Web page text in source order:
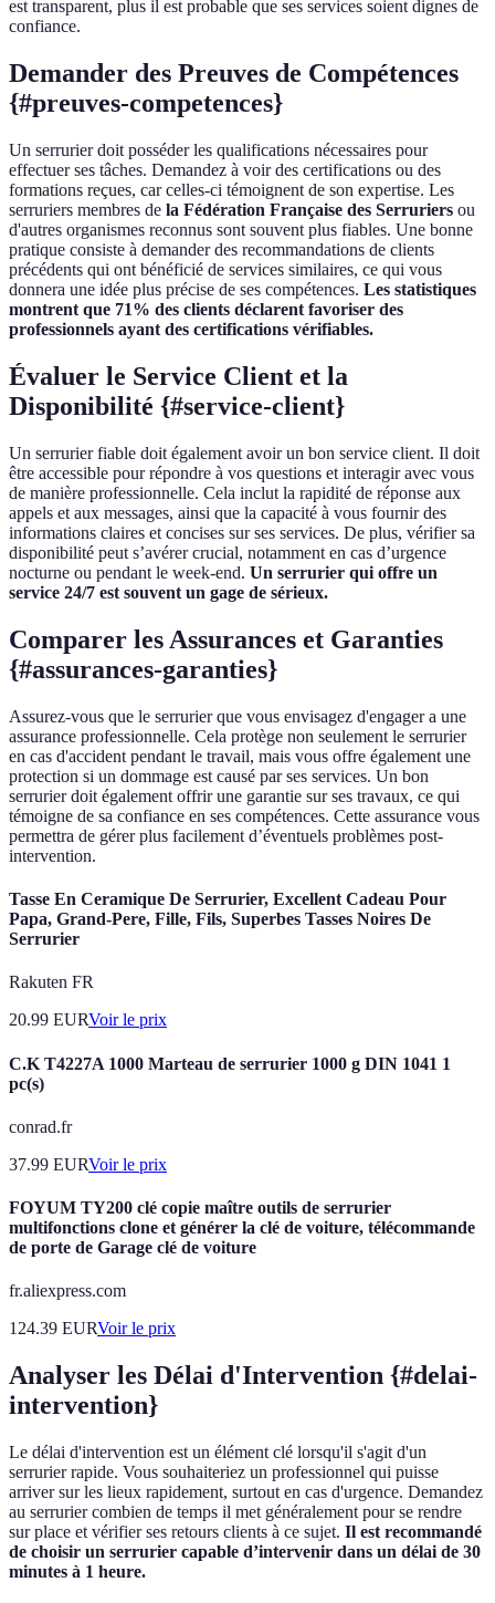
est transparent, plus il est probable que ses services soient dignes de
confiance.
Demander des Preuves de Compétences
{#preuves-competences}
Un serrurier doit posséder les qualifications nécessaires pour
effectuer ses tâches. Demandez à voir des certifications ou des
formations reçues, car celles-ci témoignent de son expertise. Les
serruriers membres de la Fédération Française des Serruriers ou
d'autres organismes reconnus sont souvent plus fiables. Une bonne
pratique consiste à demander des recommandations de clients
précédents qui ont bénéficié de services similaires, ce qui vous
donnera une idée plus précise de ses compétences. Les statistiques
montrent que 71% des clients déclarent favoriser des
professionnels ayant des certifications vérifiables.
Évaluer le Service Client et la
Disponibilité {#service-client}
Un serrurier fiable doit également avoir un bon service client. Il doit
être accessible pour répondre à vos questions et interagir avec vous
de manière professionnelle. Cela inclut la rapidité de réponse aux
appels et aux messages, ainsi que la capacité à vous fournir des
informations claires et concises sur ses services. De plus, vérifier sa
disponibilité peut s’avérer crucial, notamment en cas d’urgence
nocturne ou pendant le week-end. Un serrurier qui offre un
service 24/7 est souvent un gage de sérieux.
Comparer les Assurances et Garanties
{#assurances-garanties}
Assurez-vous que le serrurier que vous envisagez d'engager a une
assurance professionnelle. Cela protège non seulement le serrurier
en cas d'accident pendant le travail, mais vous offre également une
protection si un dommage est causé par ses services. Un bon
serrurier doit également offrir une garantie sur ses travaux, ce qui
témoigne de sa confiance en ses compétences. Cette assurance vous
permettra de gérer plus facilement d’éventuels problèmes post-
intervention.
Tasse En Ceramique De Serrurier, Excellent Cadeau Pour
Papa, Grand-Pere, Fille, Fils, Superbes Tasses Noires De
Serrurier
Rakuten FR
20.99 EURVoir le prix
C.K T4227A 1000 Marteau de serrurier 1000 g DIN 1041 1
pc(s)
conrad.fr
37.99 EURVoir le prix
FOYUM TY200 clé copie maître outils de serrurier
multifonctions clone et générer la clé de voiture, télécommande
de porte de Garage clé de voiture
fr.aliexpress.com
124.39 EURVoir le prix
Analyser les Délai d'Intervention {#delai-
intervention}
Le délai d'intervention est un élément clé lorsqu'il s'agit d'un
serrurier rapide. Vous souhaiteriez un professionnel qui puisse
arriver sur les lieux rapidement, surtout en cas d'urgence. Demandez
au serrurier combien de temps il met généralement pour se rendre
sur place et vérifier ses retours clients à ce sujet. Il est recommandé
de choisir un serrurier capable d’intervenir dans un délai de 30
minutes à 1 heure.